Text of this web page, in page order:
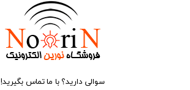
سوالی دارید؟ با ما تماس بگیرید!